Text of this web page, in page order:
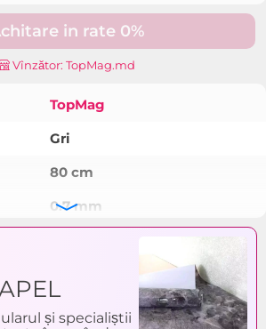
in rate 0%
Vînzător: TopMag.md
TopMag
Gri
80 cm
0.7 mm
și specialiștii